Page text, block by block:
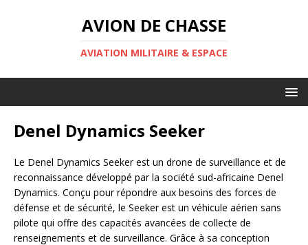
AVION DE CHASSE
AVIATION MILITAIRE & ESPACE
Denel Dynamics Seeker
Le Denel Dynamics Seeker est un drone de surveillance et de
reconnaissance développé par la société sud-africaine Denel
Dynamics. Conçu pour répondre aux besoins des forces de
défense et de sécurité, le Seeker est un véhicule aérien sans
pilote qui offre des capacités avancées de collecte de
renseignements et de surveillance. Grâce à sa conception